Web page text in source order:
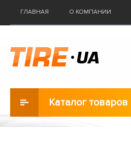
ГЛАВНАЯ О КОМПАНИИ
Каталог товаров